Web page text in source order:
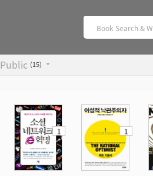
Public (15)
1 1